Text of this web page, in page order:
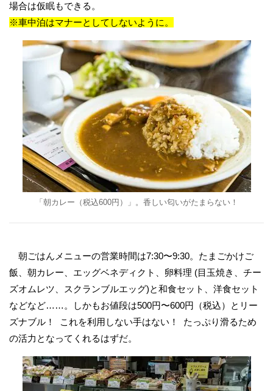
場合は仮眠もできる。
※車中泊はマナーとしてしないように。
「朝カレー（税込600円）」。香しい匂いがたまらない！
朝ごはんメニューの営業時間は7:30〜9:30。たまごかけご
飯、朝カレー、エッグベネディクト、卵料理 (目玉焼き、チー
ズオムレツ、スクランブルエッグ)と和食セット、洋食セット
などなど……。しかもお値段は500円〜600円（税込）とリー
ズナブル！ これを利用しない手はない！ たっぷり滑るため
の活力となってくれるはずだ。